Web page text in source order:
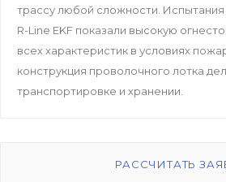
трассу любой сложности.
R-Line EKF показали высокую
всех характеристик в условиях
конструкция проволочного лотка
транспортировке и хранении.
РАССЧИТАТЬ